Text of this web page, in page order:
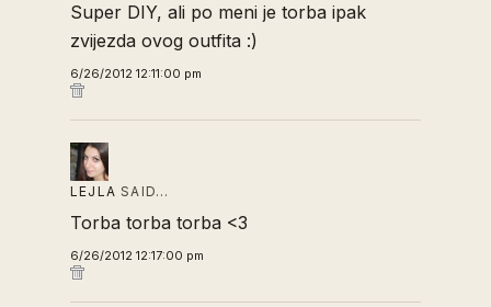
Super DIY, ali po meni je torba ipak
zvijezda ovog outfita :)
6/26/2012 12:11:00 pm
LEJLA SAID…
Torba torba torba <3
6/26/2012 12:17:00 pm